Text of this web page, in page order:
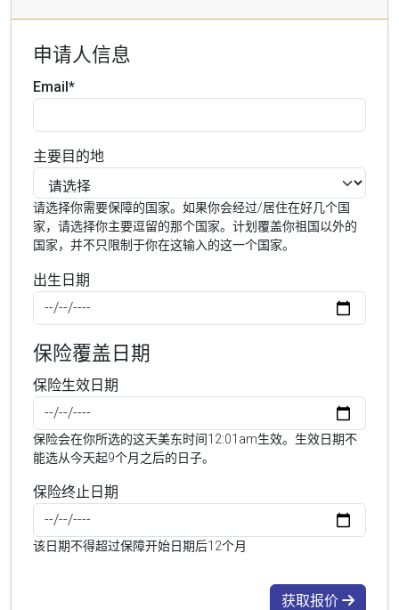
申请人信息
Email*
主要目的地
请选择你需要保障的国家。如果你会经过/居住在好几个国
家，请选择你主要逗留的那个国家。计划覆盖你祖国以外的
国家，并不只限制于你在这输入的这一个国家。
出生日期
保险覆盖日期
保险生效日期
保险会在你所选的这天美东时间12:01am生效。生效日期不
能选从今天起9个月之后的日子。
保险终止日期
该日期不得超过保障开始日期后12个月
获取报价